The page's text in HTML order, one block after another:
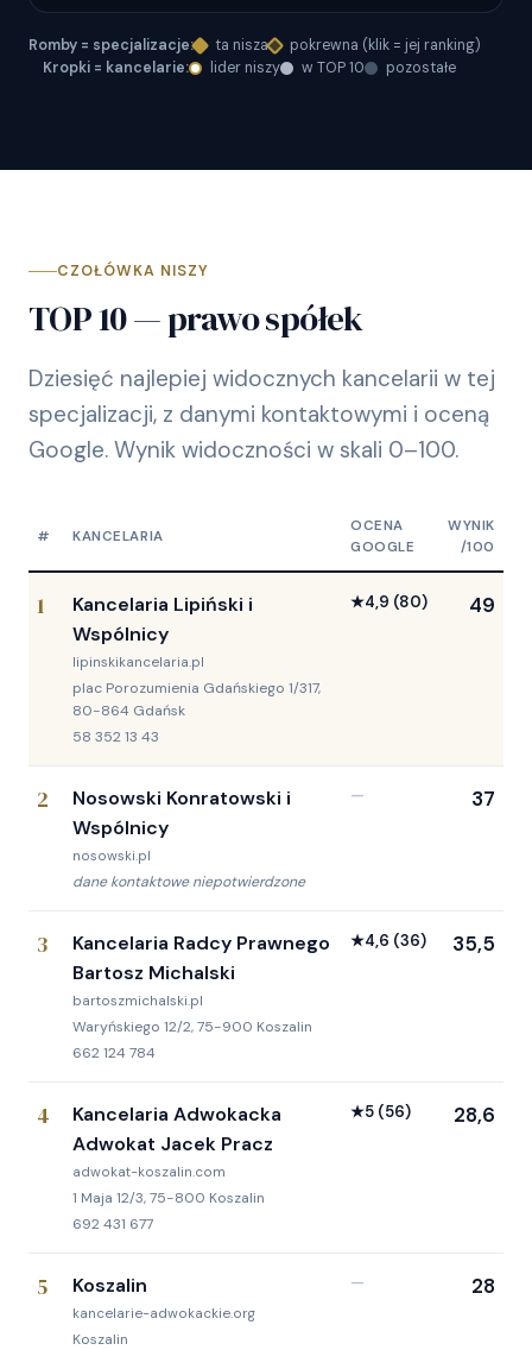
Romby = specjalizacje: ta nisza
pokrewna (klik = jej ranking)
Kropki = kancelarie:
lider niszy w TOP 10 pozostałe
CZOŁÓWKA NISZY
TOP 10 — prawo spółek
Dziesięć najlepiej widocznych kancelarii w tej
specjalizacji, z danymi kontaktowymi i oceną
Google. Wynik widoczności w skali 0–100.
# KANCELARIA
OCENA
GOOGLE
WYNIK
/100
1
Kancelaria Lipiński i
Wspólnicy
lipinskikancelaria.pl
plac Porozumienia Gdańskiego 1/317,
80-864 Gdańsk
58 352 13 43
★4,9 (80) 49
2
Nosowski Konratowski i
Wspólnicy
nosowski.pl
dane kontaktowe niepotwierdzone
— 37
3
Kancelaria Radcy Prawnego
Bartosz Michalski
bartoszmichalski.pl
Waryńskiego 12/2, 75-900 Koszalin
662 124 784
★4,6 (36) 35,5
4
Kancelaria Adwokacka
Adwokat Jacek Pracz
adwokat-koszalin.com
1 Maja 12/3, 75-800 Koszalin
692 431 677
★5 (56) 28,6
5 Koszalin
kancelarie-adwokackie.org
Koszalin
— 28